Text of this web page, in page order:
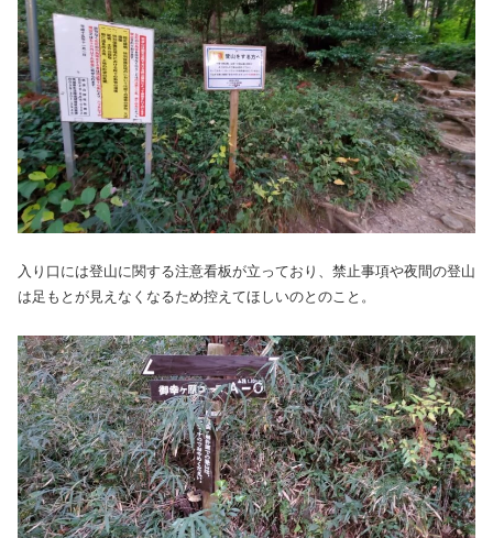
入り口には登山に関する注意看板が立っており、禁止事項や夜間の登山
は足もとが見えなくなるため控えてほしいのとのこと。